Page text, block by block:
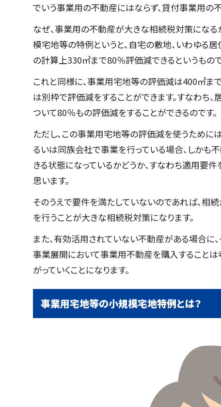
でいう事業用の不動産にはならず、貸付事業用の
なぜ、事業用の不動産が大きな相続税対策になる
模宅地等の特例というと、自宅の敷地、いわゆる
の計算上330㎡まで80％評価減できるというもので
これと同様に、事業用宅地等の評価減は400㎡ま
は別枠で評価減をすることができます。すなわち
ついて80％もの評価減をすることができるのです。
ただし、この事業用宅地等の評価減を使うために
るいは同族会社で事業を行っている場合、しかも
きる状態になっているかどうか、すなわち適用要件
思います。
そのうえで要件を満たしていないのであれば、相
を行うことが大きな相続税対策になります。
また、有効活用されていない不動産がある場合に
事業展開において事業用不動産を購入すること
がっていくことになります。
事業用宅地等の小規模宅地特例とは？